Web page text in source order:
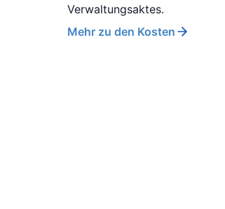
Verwaltungsaktes.
Mehr zu den Kosten